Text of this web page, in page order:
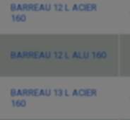
BARREAU 12 L ACIER
160
BARREAU 12 L ALU 160
BARREAU 13 L ACIER
160